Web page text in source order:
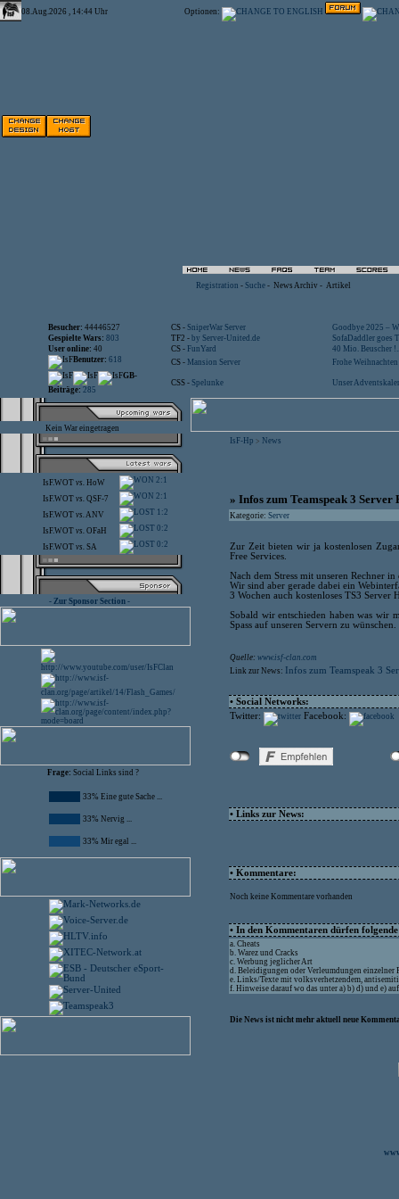
08.Aug.2026 , 14:44 Uhr Optionen:
Registration - Suche - News Archiv - Artikel
Besucher: 44446527 CS - SniperWar Server
Goodbye 2025 –
Gespielte Wars: 803 TF2 - by Server-United.de
SofaDaddler goes
User online: 40 CS - FunYard
40 Mio. Beuscher
Benutzer: 618 CS - Mansion Server
Frohe
GB-
Beiträge: 285
CSS - Spelunke Unser
Kein War eingetragen
IsF.WOT vs. HoW 2:1
IsF.WOT vs. QSF-7 2:1
IsF.WOT vs.ANV 1:2
IsF.WOT vs. OFaH 0:2
IsF.WOT vs. SA 0:2
- Zur Sponsor Section -
Frage: Social Links sind ?
33% Eine gute Sache ...
33% Nervig ...
33% Mir egal ...
IsF-Hp > News
» Infos zum Teamspeak 3 Server
Kategorie: Server
Zur Zeit bieten wir ja kostenlosen
Free Services.
Nach dem Stress mit unseren Rechner
Wir sind aber gerade dabei ein
3 Wochen auch kostenloses TS3 Server
Sobald wir entschieden haben was wir
Spass auf unseren Servern zu wünschen.
Quelle: www.isf-clan.com
Link zur News:
Infos zum Teamspeak 3
• Social Networks:
Twitter:
Facebook:
• Links zur News:
• Kommentare:
Noch keine Kommentare vorhanden
• In den Kommentaren dürfen
a. Cheats
b. Warez und Cracks
c. Werbung jeglicher Art
d. Beleidigungen oder Verleumdungen einzelner
e. Links/Texte mit volksverhetzendem,
f. Hinweise darauf wo das unter a) b) d) und e)
Die News ist nicht mehr aktuell neue